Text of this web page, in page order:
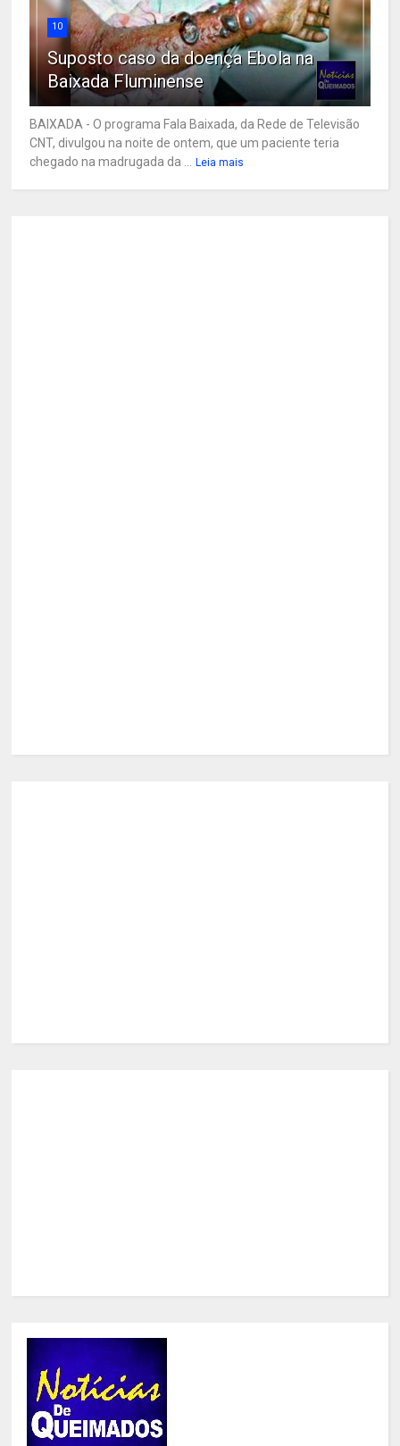
10
Suposto caso da doença Ebola na
Baixada Fluminense
BAIXADA - O programa Fala Baixada, da Rede de Televisão
CNT, divulgou na noite de ontem, que um paciente teria
chegado na madrugada da ...
Leia mais